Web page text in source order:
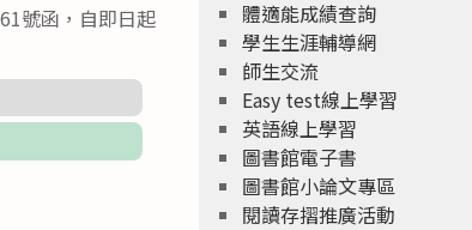
號函，自即日起
體適能成績查詢
學生生涯輔導網
師生交流
Easy test線上學習
英語線上學習
圖書館電子書
圖書館小論文專區
閱讀存摺推廣活動